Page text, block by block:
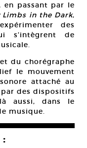
en passant par le
Limbs in the Dark,
des
s’intègrent de
du chorégraphe
le mouvement
attaché au
des dispositifs
aussi, dans le
musique.